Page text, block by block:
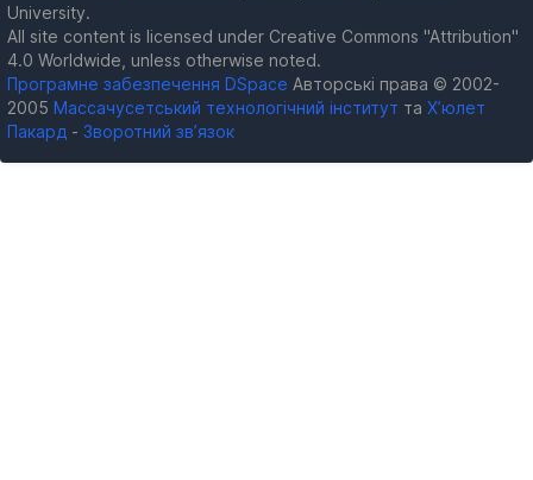
University.
All site content is licensed under Creative Commons "Attribution"
4.0 Worldwide, unless otherwise noted.
Програмне забезпечення DSpace Авторські права © 2002-
2005 Массачусетський технологічний інститут та Х’юлет
Пакард - Зворотний зв’язок